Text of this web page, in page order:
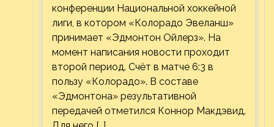
конференции Национальной хоккейной
лиги, в котором «Колорадо Эвеланш»
принимает «Эдмонтон Ойлерз». На
момент написания новости проходит
второй период. Счёт в матче 6:3 в
пользу «Колорадо». В составе
«Эдмонтона» результативной
передачей отметился Коннор Макдэвид.